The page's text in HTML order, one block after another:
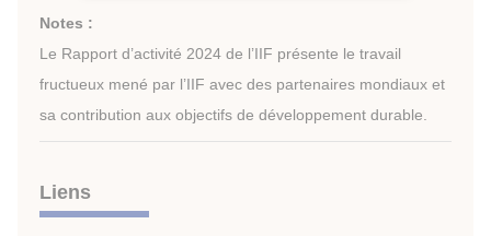
Notes :
Le Rapport d’activité 2024 de l’IIF présente le travail
fructueux mené par l’IIF avec des partenaires mondiaux et
sa contribution aux objectifs de développement durable.
Liens